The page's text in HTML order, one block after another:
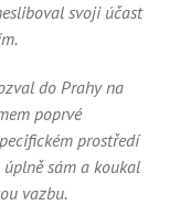
svoji účast
do Prahy na
poprvé
prostředí
úplně sám a koukal
vazbu.